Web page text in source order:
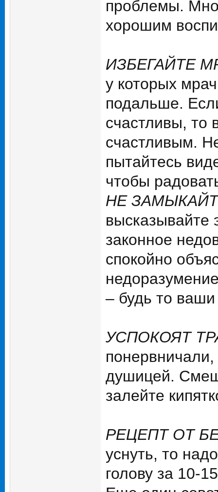
проблемы.
хорошим
ИЗБЕГАЙТЕ
у которых
подальше.
счастливы, то
счастливым.
пытайтесь
чтобы
НЕ
высказывайте
законное
спокойно
– будь то ваши
УСПОКОЯТ
душицей.
залейте
РЕЦЕПТ ОТ
уснуть, то
голову за 10-